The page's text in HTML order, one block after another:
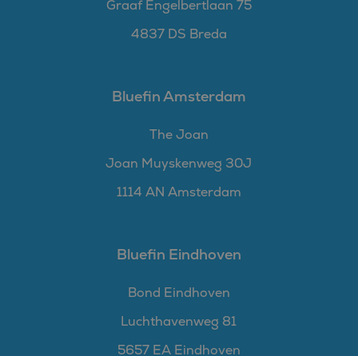
Graaf Engelbertlaan 75
4837 DS Breda
Bluefin Amsterdam
The Joan
Joan Muyskenweg 30J
1114 AN Amsterdam
Bluefin Eindhoven
Bond Eindhoven
Luchthavenweg 81
5657 EA Eindhoven